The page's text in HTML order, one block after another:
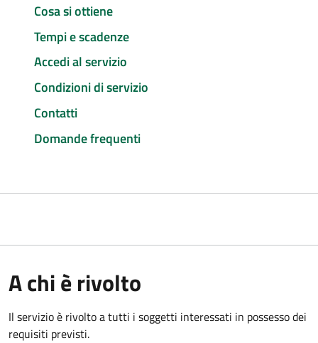
Cosa si ottiene
Tempi e scadenze
Accedi al servizio
Condizioni di servizio
Contatti
Domande frequenti
A chi è rivolto
Il servizio è rivolto a tutti i soggetti interessati in possesso dei
requisiti previsti.